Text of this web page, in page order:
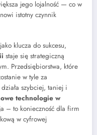
jego lojalność — co w
istotny czynnik
jako klucza do sukcesu,
staje się strategiczną
Przedsiębiorstwa, które
w tyle za
szybciej, taniej i
technologie w
– to konieczność dla firm
w cyfrowej